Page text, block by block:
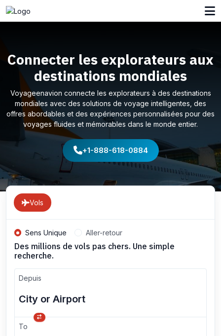
Connecter les explorateurs aux
destinations mondiales
Voyageenavion connecte les explorateurs à des destinations
mondiales avec des solutions de voyage intelligentes, des
offres abordables et des expériences personnalisées pour des
voyages fluides et mémorables dans le monde entier.
+1-888-618-0884
Vols
Sens Unique Aller-retour
Des millions de vols pas chers. Une simple
recherche.
Depuis
To